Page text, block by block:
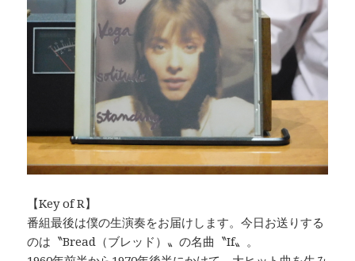
【Key of R】
番組最後は僕の生演奏をお届けします。今日お送りする
のは〝Bread（ブレッド）〟の名曲〝If〟。